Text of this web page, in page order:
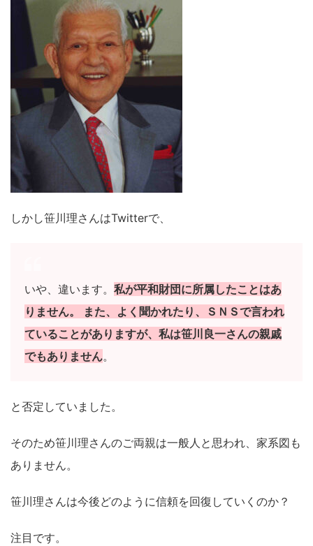
しかし笹川理さんはTwitterで、
いや、違います。 私が平和財団に所属したことはあ
りません。 また、よく聞かれたり、ＳＮＳで言われ
ていることがありますが、私は笹川良一さんの親戚
でもありません。
と否定していました。
そのため笹川理さんのご両親は一般人と思われ、家系図も
ありません。
笹川理さんは今後どのように信頼を回復していくのか？
注目です。